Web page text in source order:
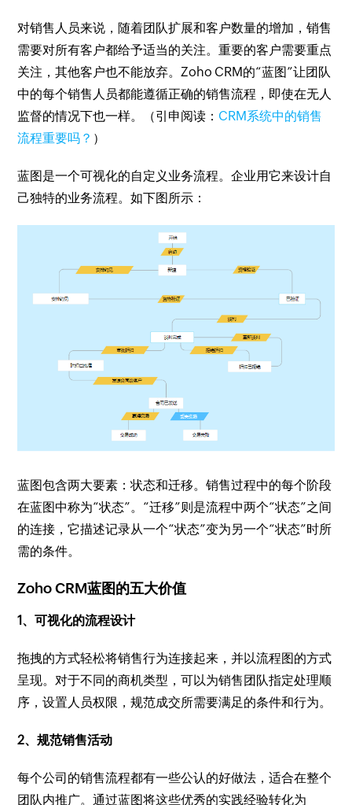
对销售人员来说，随着团队扩展和客户数量的增加，销售
需要对所有客户都给予适当的关注。重要的客户需要重点
关注，其他客户也不能放弃。Zoho CRM的“蓝图”让团队
中的每个销售人员都能遵循正确的销售流程，即使在无人
监督的情况下也一样。（引申阅读： CRM系统中的销售
流程重要吗？ ）
蓝图是一个可视化的自定义业务流程。企业用它来设计自
己独特的业务流程。如下图所示：
蓝图包含两大要素：状态和迁移。销售过程中的每个阶段
在蓝图中称为“状态”。“迁移”则是流程中两个“状态”之间
的连接，它描述记录从一个“状态”变为另一个“状态”时所
需的条件。
Zoho CRM蓝图的五大价值
1、可视化的流程设计
拖拽的方式轻松将销售行为连接起来，并以流程图的方式
呈现。对于不同的商机类型，可以为销售团队指定处理顺
序，设置人员权限，规范成交所需要满足的条件和行为。
2、规范销售活动
每个公司的销售流程都有一些公认的好做法，适合在整个
团队内推广。通过蓝图将这些优秀的实践经验转化为